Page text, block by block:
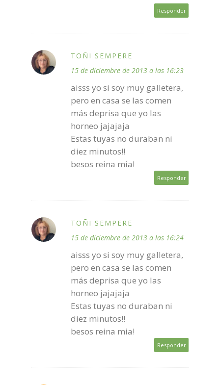
Responder
TOÑI SEMPERE
15 de diciembre de 2013 a las 16:23
aisss yo si soy muy galletera,
pero en casa se las comen
más deprisa que yo las
horneo jajajaja
Estas tuyas no duraban ni
diez minutos!!
besos reina mia!
Responder
TOÑI SEMPERE
15 de diciembre de 2013 a las 16:24
aisss yo si soy muy galletera,
pero en casa se las comen
más deprisa que yo las
horneo jajajaja
Estas tuyas no duraban ni
diez minutos!!
besos reina mia!
Responder